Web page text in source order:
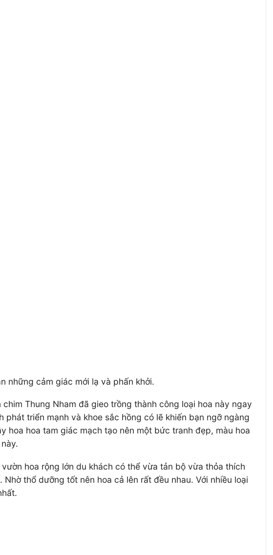
những cảm giác mới lạ và phấn khởi.
Thung Nham đã gieo trồng thành công loại hoa này ngay
triển mạnh và khoe sắc hồng có lẽ khiến bạn ngỡ ngàng
hoa tam giác mạch tạo nên một bức tranh đẹp, màu hoa
hoa rộng lớn du khách có thể vừa tản bộ vừa thỏa thích
thổ dưỡng tốt nên hoa cả lên rất đều nhau. Với nhiều loại